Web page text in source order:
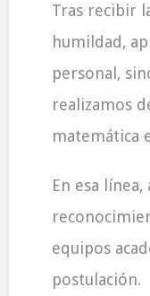
Tras recibir
humildad,
personal,
realizamos
matemática
En esa
equipos
postulación.